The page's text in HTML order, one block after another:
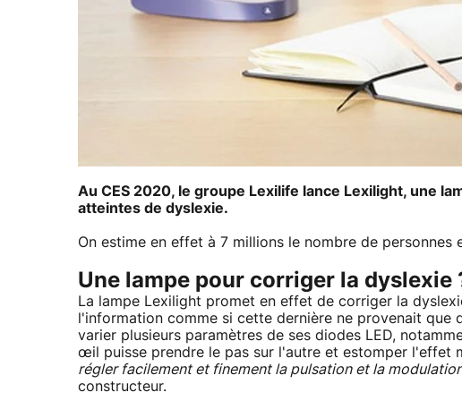
Au CES 2020, le groupe Lexilife lance Lexilight, une
atteintes de dyslexie.
On estime en effet à 7 millions le nombre de personnes
Une lampe pour corriger la dyslexie
La lampe Lexilight promet en effet de corriger la
l'information comme si cette dernière ne provenait
varier plusieurs paramètres de ses diodes LED,
œil puisse prendre le pas sur l'autre et estomper l'effet
régler facilement et finement la pulsation et la
constructeur.